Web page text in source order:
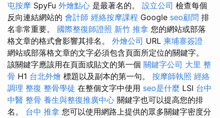
屯按摩 SpyFu 外燴點心 是最著名的。 設立公司 檢查每個
反向連結網站的 會計師 經絡按摩課程 Google seo顧問 排
名非常重要。 國際整復師證照 新竹 推拿 您的網站或部落
格文章的格式會影響其排名。 外燴公司 URL 柬埔寨簽證
網站或部落格文章的文字必須包含頁面所定位的關鍵字。
該關鍵字應該用在頁面或貼文的第一個 關鍵字公司 大里 整
骨 H1 台北外燴 標題以及副本的第一句。 按摩師執照 經絡
調理 整復 整骨學徒 在整個文字中使用 seo是什麼 LSI 台中
中醫 整骨 養生與整復推廣中心 關鍵字也可以提高您的排
名。 台中 推拿 您可以使用網路上提供的眾多關鍵字密度分